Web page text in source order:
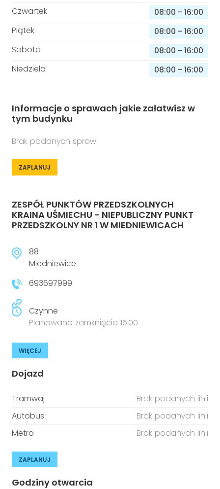
Czwartek
08:00 - 16:00
Piątek
08:00 - 16:00
Sobota
08:00 - 16:00
Niedziela
08:00 - 16:00
Informacje o sprawach jakie załatwisz w
tym budynku
Brak podanych spraw
ZAPLANUJ
ZESPÓŁ PUNKTÓW PRZEDSZKOLNYCH
KRAINA UŚMIECHU - NIEPUBLICZNY PUNKT
PRZEDSZKOLNY NR 1 W MIEDNIEWICACH
88
Miedniewice
693697999
Czynne
Planowane zamknięcie 16:00
WIĘCEJ
Dojazd
Tramwaj
Brak podanych linii
Autobus
Brak podanych linii
Metro
Brak podanych linii
ZAPLANUJ
Godziny otwarcia